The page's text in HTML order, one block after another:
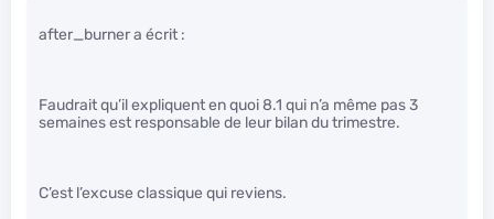
after_burner a écrit :
Faudrait qu’il expliquent en quoi 8.1 qui n’a même pas 3
semaines est responsable de leur bilan du trimestre.
C’est l’excuse classique qui reviens.